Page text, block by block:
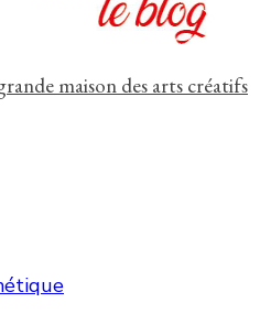
maison des arts créatifs